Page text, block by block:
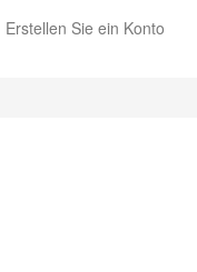
Erstellen Sie ein Konto